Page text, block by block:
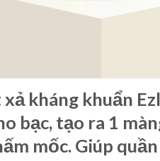
kháng khuẩn
bạc, tạo ra 1
mốc. Giúp